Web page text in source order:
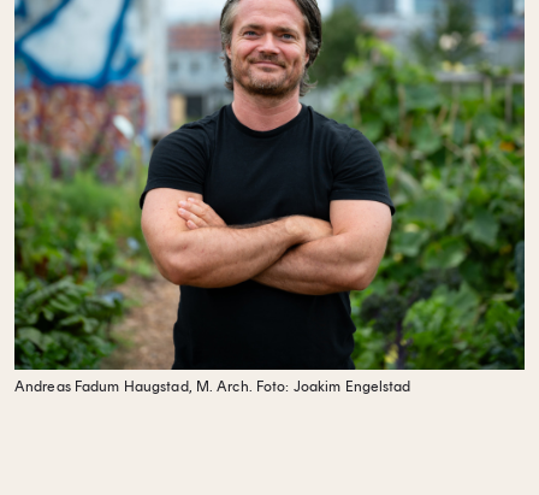
Andreas Fadum Haugstad, M. Arch. Foto: Joakim Engelstad